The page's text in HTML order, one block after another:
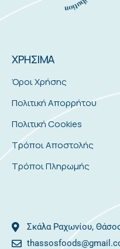
ΧΡΗΣΙΜΑ
Όροι Χρήσης
Πολιτική Απορρήτου
Πολιτική Cookies
Τρόποι Αποστολής
Τρόποι Πληρωμής
Σκάλα Ραχωνίου,